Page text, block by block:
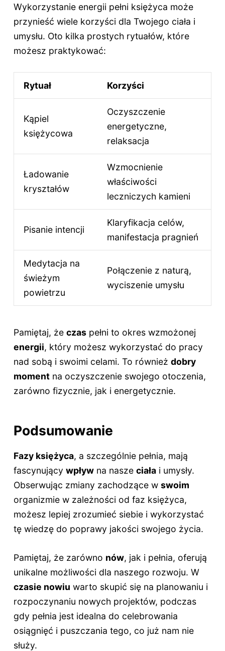
Wykorzystanie energii pełni księżyca może
przynieść wiele korzyści dla Twojego ciała i
umysłu. Oto kilka prostych rytuałów, które
możesz praktykować:
Rytuał Korzyści
Kąpiel
księżycowa
Oczyszczenie
energetyczne,
relaksacja
Ładowanie
kryształów
Wzmocnienie
właściwości
leczniczych kamieni
Pisanie intencji
Klaryfikacja celów,
manifestacja pragnień
Medytacja na
świeżym
powietrzu
Połączenie z naturą,
wyciszenie umysłu
Pamiętaj, że czaspełni to okres wzmożonej
energii, który możesz wykorzystać do pracy
nad sobą i swoimi celami. To również dobry
momentna oczyszczenie swojego otoczenia,
zarówno fizycznie, jak i energetycznie.
Podsumowanie
Fazy księżyca, a szczególnie pełnia, mają
fascynujący wpływna nasze ciałai umysły.
Obserwując zmiany zachodzące w swoim
organizmie w zależności od faz księżyca,
możesz lepiej zrozumieć siebie i wykorzystać
tę wiedzę do poprawy jakości swojego życia.
Pamiętaj, że zarówno nów, jak i pełnia, oferują
unikalne możliwości dla naszego rozwoju. W
czasie nowiu warto skupić się na planowaniu i
rozpoczynaniu nowych projektów, podczas
gdy pełnia jest idealna do celebrowania
osiągnięć i puszczania tego, co już nam nie
służy.